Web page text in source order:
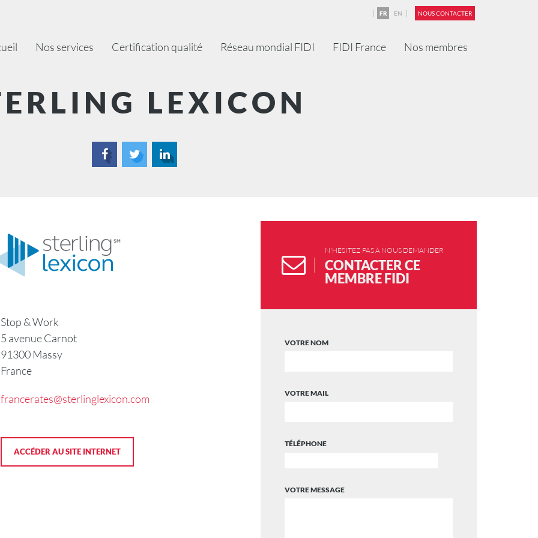
FR EN NOUS CONTACTER
Nos services Certification qualité Réseau mondial FIDI FIDI France Nos membres
LEXICON
Stop & Work
5 avenue Carnot
91300 Massy
France
francerates@sterlinglexicon.com
ACCÉDER AU SITE INTERNET
N'HÉSITEZ PAS À NOUS DEMANDER
CONTACTER CE
MEMBRE FIDI
VOTRE NOM
VOTRE MAIL
TÉLÉPHONE
VOTRE MESSAGE